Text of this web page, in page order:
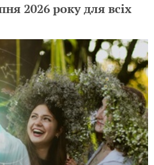
2026 року для всіх